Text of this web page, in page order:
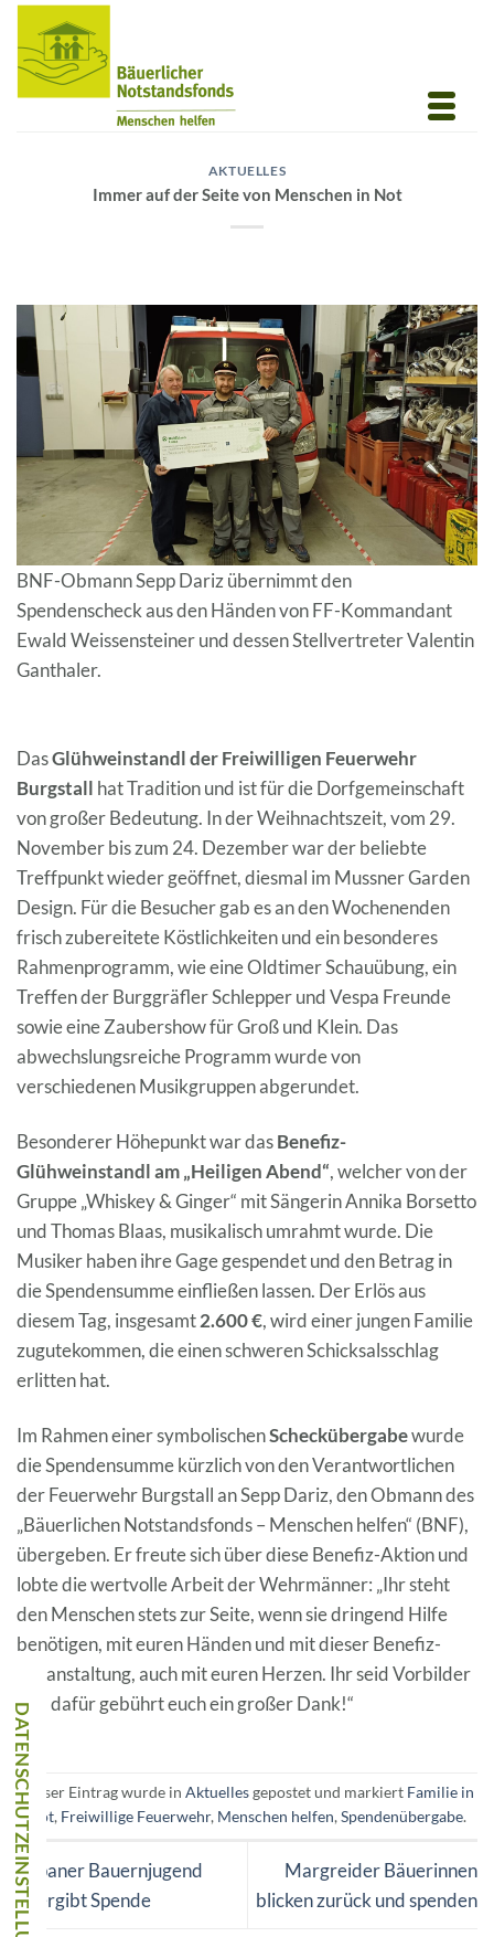
Inhalt
springen
AKTUELLES
Immer auf der Seite von Menschen in Not
BNF-Obmann Sepp Dariz übernimmt den
Spendenscheck aus den Händen von FF-Kommandant
Ewald Weissensteiner und dessen Stellvertreter Valentin
Ganthaler.
DasGlühweinstandl der Freiwilligen Feuerwehr
Burgstall hat Tradition und ist für die Dorfgemeinschaft
von großer Bedeutung. In der Weihnachtszeit, vom 29.
November bis zum 24. Dezember war der beliebte
Treffpunkt wieder geöffnet, diesmal im Mussner Garden
Design. Für die Besucher gab es an den Wochenenden
frisch zubereitete Köstlichkeiten und ein besonderes
Rahmenprogramm, wie eine Oldtimer Schauübung, ein
Treffen der Burggräfler Schlepper und Vespa Freunde
sowie eine Zaubershow für Groß und Klein. Das
abwechslungsreiche Programm wurde von
verschiedenen Musikgruppen abgerundet.
Besonderer Höhepunkt war dasBenefiz-
Glühweinstandl am „Heiligen Abend“, welcher von der
Gruppe „Whiskey & Ginger“ mit Sängerin Annika Borsetto
und Thomas Blaas, musikalisch umrahmt wurde. Die
Musiker haben ihre Gage gespendet und den Betrag in
die Spendensumme einfließen lassen. Der Erlös aus
diesem Tag, insgesamt2.600 €, wird einer jungen Familie
zugutekommen, die einen schweren Schicksalsschlag
erlitten hat.
Im Rahmen einer symbolischenScheckübergabewurde
die Spendensumme kürzlich von den Verantwortlichen
der Feuerwehr Burgstall an Sepp Dariz, den Obmann des
„Bäuerlichen Notstandsfonds – Menschen helfen“ (BNF),
übergeben. Er freute sich über diese Benefiz-Aktion und
lobte die wertvolle Arbeit der Wehrmänner: „Ihr steht
den Menschen stets zur Seite, wenn sie dringend Hilfe
benötigen, mit euren Händen und mit dieser Benefiz-
Veranstaltung, auch mit euren Herzen. Ihr seid Vorbilder
und dafür gebührt euch ein großer Dank!“
Dieser Eintrag wurde in Aktuellesgepostet und markiert Familie in
Not, Freiwillige Feuerwehr, Menschen helfen,Spendenübergabe.
Eppaner Bauernjugend
übergibt Spende
Margreider Bäuerinnen
blicken zurück und spenden